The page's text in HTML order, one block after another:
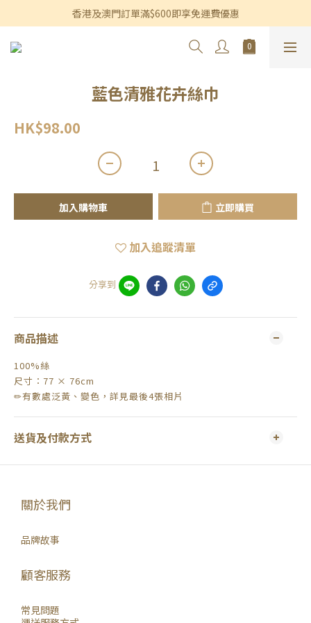
香港及澳門訂單滿$600即享免運費優惠
香港及澳門訂單滿$600即享免運費優惠
3個月內買滿$1,200可享永久九折優惠
藍色清雅花卉絲巾
HK$98.00
加入購物車 立即購買
加入追蹤清單
分享到
商品描述
100%絲
尺寸：77 × 76cm
✏有數處泛黃、變色，詳見最後4張相片
送貨及付款方式
關於我們
品牌故事
顧客服務
常見問題